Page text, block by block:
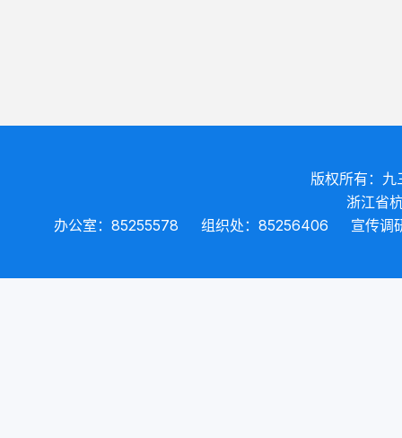
版权所有：九
浙江省
办公室：85255578
组织处：85256406 宣传调